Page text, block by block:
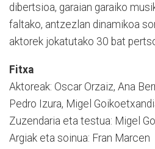
dibertsioa, garaian garaiko
faltako, antzezlan dinamikoa
aktorek jokatutako 30 bat
Fitxa
Aktoreak: Oscar Orzaiz, Ana
Pedro Izura, Migel
Zuzendaria eta testua: Migel
Argiak eta soinua: Fran Marcen